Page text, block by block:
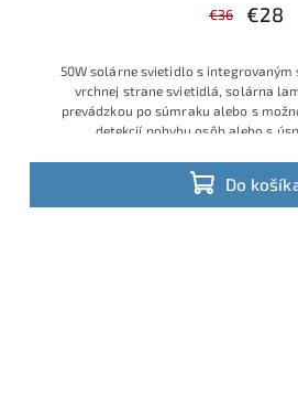
€36 €28
Do
50W solárne svietidlo s
vrchnej strane svietidlá, solárna
prevádzkou po súmraku alebo s
detekcií pohybu osôb alebo s